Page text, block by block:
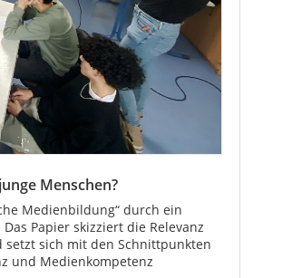
Menschen?
Medienbildung“ durch ein
Papier skizziert die Relevanz
sich mit den Schnittpunkten
und Medienkompetenz